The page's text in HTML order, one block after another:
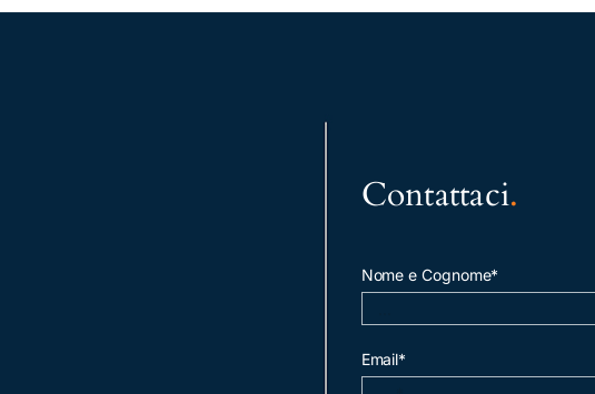
Contattaci.
Nome e Cognome*
Email*